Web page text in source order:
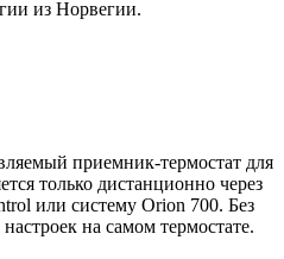
из Норвегии.
приемник-термостат для
только дистанционно через
или систему Orion 700. Без
на самом термостате.